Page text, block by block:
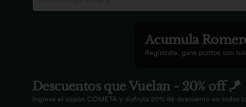
Acumula
Regístrate, gana puntos con
Descuentos que Vuelan - 20% off 🪁
Ingresa el cupón COMETA y disfruta 20% de descuento en